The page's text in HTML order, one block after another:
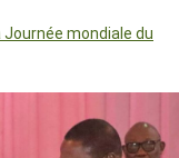
Journée mondiale du